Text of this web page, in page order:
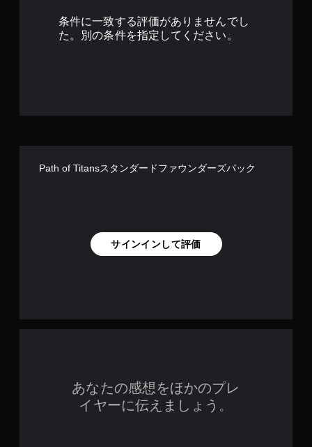
条件に一致する評価がありませんでし
た。別の条件を指定してください。
Path of Titansスタンダードファウンダーズパック
サインインして評価
あなたの感想をほかのプレ
イヤーに伝えましょう。